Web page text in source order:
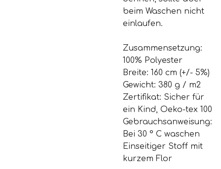
beim Waschen nicht
einlaufen.
Zusammensetzung:
100% Polyester
Breite: 160 cm (+/- 5%)
Gewicht: 380 g / m2
Zertifikat: Sicher für
ein Kind, Oeko-tex 100
Gebrauchsanweisung:
Bei 30 ° C waschen
Einseitiger Stoff mit
kurzem Flor